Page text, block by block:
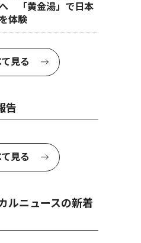
「黄金湯」で日本
体験
見る
告
見る
ルニュースの新着